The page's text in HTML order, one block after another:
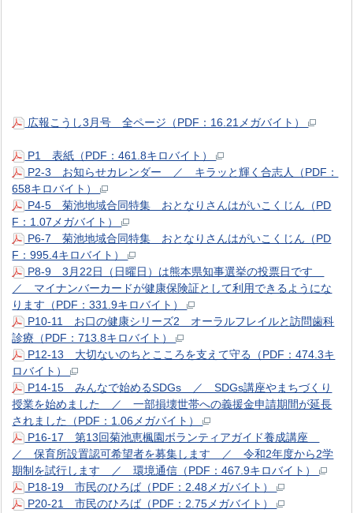
広報こうし3月号 全ページ（PDF：16.21メガバイト）
P1 表紙（PDF：461.8キロバイト）
P2-3 お知らせカレンダー ／ キラッと輝く合志人（PDF：
658キロバイト）
P4-5 菊池地域合同特集 おとなりさんはがいこくじん（PD
F：1.07メガバイト）
P6-7 菊池地域合同特集 おとなりさんはがいこくじん（PD
F：995.4キロバイト）
P8-9 3月22日（日曜日）は熊本県知事選挙の投票日です
／ マイナンバーカードが健康保険証として利用できるようにな
ります（PDF：331.9キロバイト）
P10-11 お口の健康シリーズ2 オーラルフレイルと訪問歯科
診療（PDF：713.8キロバイト）
P12-13 大切ないのちとこころを支えて守る（PDF：474.3キ
ロバイト）
P14-15 みんなで始めるSDGs ／ SDGs講座やまちづくり
授業を始めました ／ 一部損壊世帯への義援金申請期間が延長
されました（PDF：1.06メガバイト）
P16-17 第13回菊池恵楓園ボランティアガイド養成講座
／ 保育所設置認可希望者を募集します ／ 令和2年度から2学
期制を試行します ／ 環境通信（PDF：467.9キロバイト）
P18-19 市民のひろば（PDF：2.48メガバイト）
P20-21 市民のひろば（PDF：2.75メガバイト）